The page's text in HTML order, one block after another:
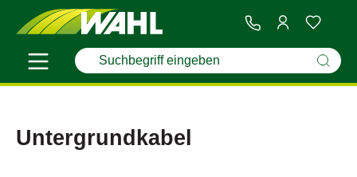
Untergrundkabel